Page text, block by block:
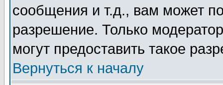
сообщения и т.д., вам может
разрешение. Только
могут предоставить такое
Вернуться к началу